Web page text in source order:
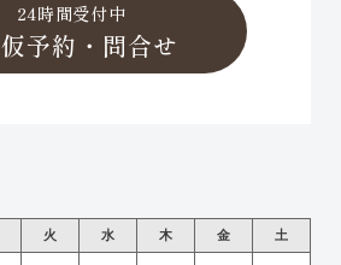
24時間受付中
仮予約・問合せ
火 水 木 金 土